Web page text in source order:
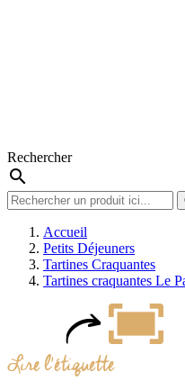
Rechercher
search
Accueil
Petits Déjeuners
Tartines Craquantes
Tartines craquantes Le